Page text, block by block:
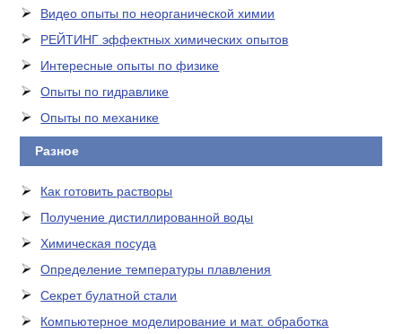
Видео опыты по неорганической химии
РЕЙТИНГ эффектных химических опытов
Интересные опыты по физике
Опыты по гидравлике
Опыты по механике
Разное
Как готовить растворы
Получение дистиллированной воды
Химическая посуда
Определение температуры плавления
Секрет булатной стали
Компьютерное моделирование и мат. обработка